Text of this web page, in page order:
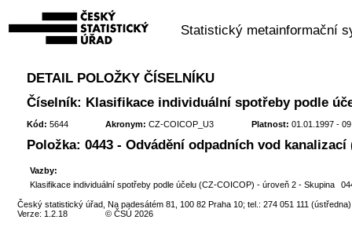
Statistický metainformační
DETAIL POLOŽKY ČÍSELNÍKU
Číselník: Klasifikace individuální spotřeby podle
Kód: 5644 Akronym: CZ-COICOP_U3 Platnost: 01.01.1997 -
Položka: 0443 - Odvádění odpadních vod kanalizací
Vazby:
Klasifikace individuální spotřeby podle účelu (CZ-COICOP) - úroveň 2 - Skupina
Český statistický úřad, Na padesátém 81, 100 82 Praha 10; tel.: 274 051 111 (ústředna)
Verze: 1.2.18
© ČSÚ 2026